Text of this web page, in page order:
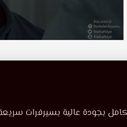
بجودة عالية بسيرفرات